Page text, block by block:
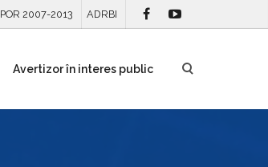
POR 2007-2013 ADRBI
Avertizor în interes public